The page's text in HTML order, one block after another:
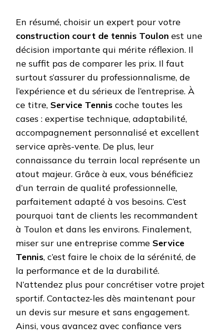
En résumé, choisir un expert pour votre
construction court de tennis Toulon est une
décision importante qui mérite réflexion. Il
ne suffit pas de comparer les prix. Il faut
surtout s’assurer du professionnalisme, de
l’expérience et du sérieux de l’entreprise. À
ce titre, Service Tennis coche toutes les
cases : expertise technique, adaptabilité,
accompagnement personnalisé et excellent
service après-vente. De plus, leur
connaissance du terrain local représente un
atout majeur. Grâce à eux, vous bénéficiez
d’un terrain de qualité professionnelle,
parfaitement adapté à vos besoins. C’est
pourquoi tant de clients les recommandent
à Toulon et dans les environs. Finalement,
miser sur une entreprise comme Service
Tennis, c’est faire le choix de la sérénité, de
la performance et de la durabilité.
N’attendez plus pour concrétiser votre projet
sportif. Contactez-les dès maintenant pour
un devis sur mesure et sans engagement.
Ainsi, vous avancez avec confiance vers